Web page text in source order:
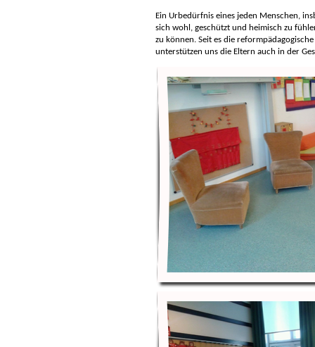
Ein Urbedürfnis eines jeden Menschen,
sich wohl, geschützt und heimisch zu
zu können. Seit es die
unterstützen uns die Eltern auch in der